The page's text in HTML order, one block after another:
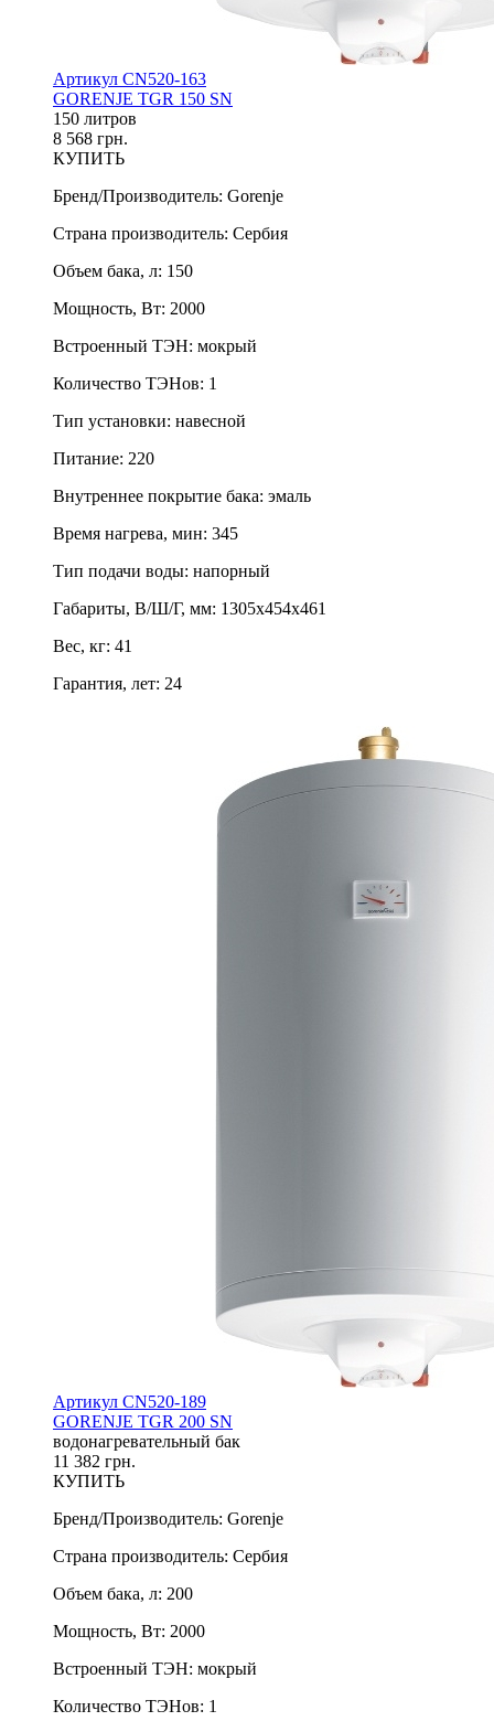
Артикул CN520-163
GORENJE TGR 150 SN
150 литров
8 568 грн.
КУПИТЬ
Бренд/Производитель: Gorenje
Страна производитель: Сербия
Объем бака, л: 150
Мощность, Вт: 2000
Встроенный ТЭН: мокрый
Количество ТЭНов: 1
Тип установки: навесной
Питание: 220
Внутреннее покрытие бака: эмаль
Время нагрева, мин: 345
Тип подачи воды: напорный
Габариты, В/Ш/Г, мм: 1305х454х461
Вес, кг: 41
Гарантия, лет: 24
Артикул CN520-189
GORENJE TGR 200 SN
водонагревательный бак
11 382 грн.
КУПИТЬ
Бренд/Производитель: Gorenje
Страна производитель: Сербия
Объем бака, л: 200
Мощность, Вт: 2000
Встроенный ТЭН: мокрый
Количество ТЭНов: 1